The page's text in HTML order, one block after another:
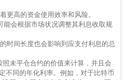
更高的资金使用效率和风险。
能会根据市场状况调整其利息收取规
时间长度也会影响到应支付利息的总
未平仓合约的价值来计算，并且会
不同的年化利率。例如，对于比特币